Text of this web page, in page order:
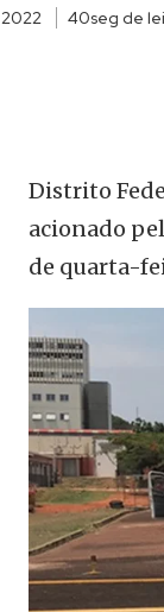
40seg de
Distrito
acionado
de quarta-